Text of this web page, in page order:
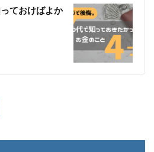
ておけばよか